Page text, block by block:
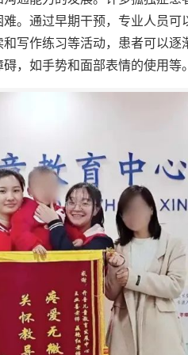
。通过早期干预，专业人员
写作练习等活动，患者可以
，如手势和面部表情的使用等。